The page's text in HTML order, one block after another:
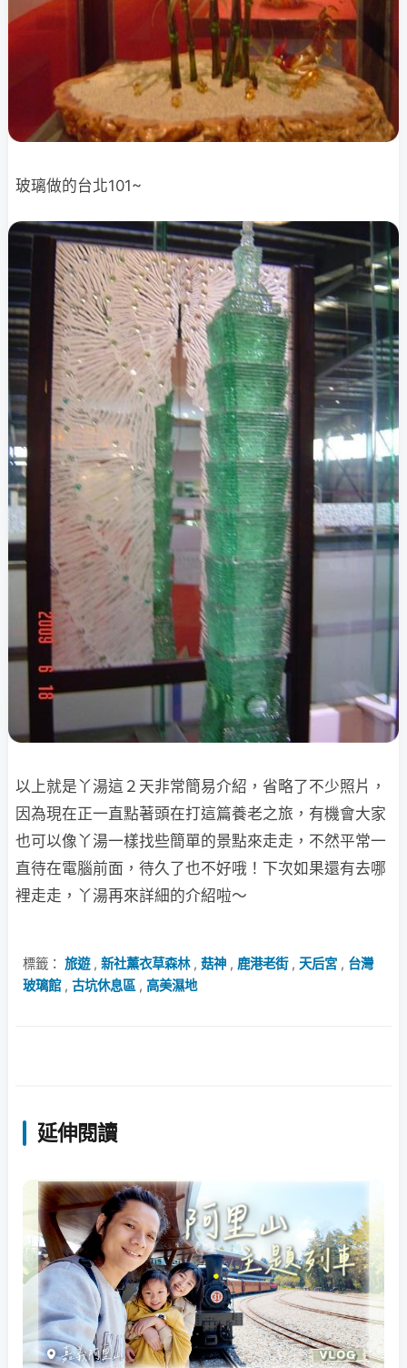
玻璃做的台北101~
以上就是丫湯這２天非常簡易介紹，省略了不少照片，
因為現在正一直點著頭在打這篇養老之旅，有機會大家
也可以像丫湯一樣找些簡單的景點來走走，不然平常一
直待在電腦前面，待久了也不好哦！下次如果還有去哪
裡走走，丫湯再來詳細的介紹啦～
標籤： 旅遊, 新社薰衣草森林, 菇神 , 鹿港老街, 天后宮 , 台灣
玻璃館, 古坑休息區 , 高美濕地
延伸閱讀